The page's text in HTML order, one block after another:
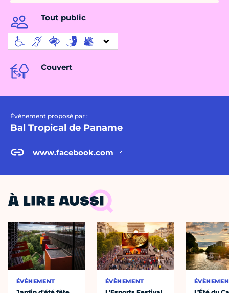
Tout public
Couvert
Évènement proposé par :
Bal Tropical de Paname
www.facebook.com
À LIRE AUSSI
ÉVÈNEMENT ÉVÈNEMENT